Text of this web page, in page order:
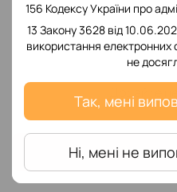
156 Кодексу України про
13 Закону 3628 від
використання
не
Так, мені
Ні, мені не
Додайте